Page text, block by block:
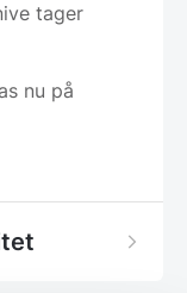
tager
nu på